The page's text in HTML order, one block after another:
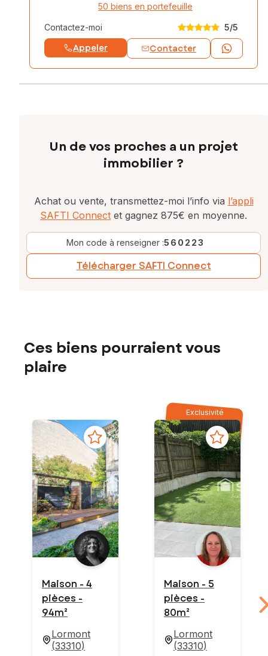
50 biens en portefeuille
Contactez-moi 5/5
Appeler Contacter
Un de vos proches a un projet
immobilier ?
Achat ou vente, transmettez-moi l’info via l’appli
SAFTI Connect et gagnez 875€ en moyenne.
Mon code à renseigner :560223
Télécharger SAFTI Connect
Ces biens pourraient vous
plaire
Maison - 4
pièces -
94m²
Lormont
(33310)
Exclusivité
Maison - 5
pièces -
80m²
Lormont
(33310)